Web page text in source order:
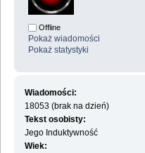
Offline
Pokaż wiadomości
Pokaż statystyki
Wiadomości:
18053 (brak na dzień)
Tekst osobisty:
Jego Induktywność
Wiek: